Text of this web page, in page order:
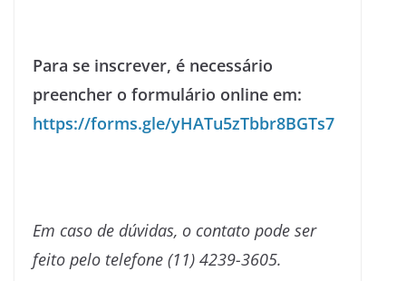
Para se inscrever, é necessário
preencher o formulário online em:
https://forms.gle/yHATu5zTbbr8BGTs7
Em caso de dúvidas, o contato pode ser
feito pelo telefone (11) 4239-3605.